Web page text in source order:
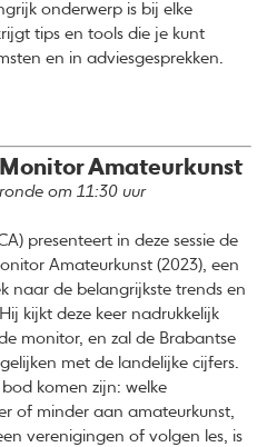
onderwerp is bij elke
tips en tools die je kunt
en in adviesgesprekken.
Amateurkunst
om 11:30 uur
presenteert in deze sessie de
Amateurkunst (2023), een
naar de belangrijkste trends en
kijkt deze keer nadrukkelijk
monitor, en zal de Brabantse
met de landelijke cijfers.
komen zijn: welke
of minder aan amateurkunst,
verenigingen of volgen les, is